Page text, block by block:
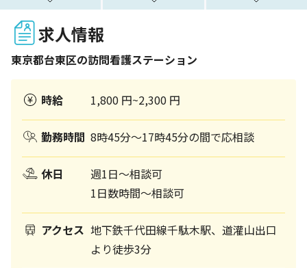
求人情報
東京都台東区の訪問看護ステーション
時給 1,800 円~2,300 円
勤務時間 8時45分～17時45分の間で応相談
休日
週1日～相談可
1日数時間～相談可
アクセス 地下鉄千代田線千駄木駅、道灌山出口
より徒歩3分